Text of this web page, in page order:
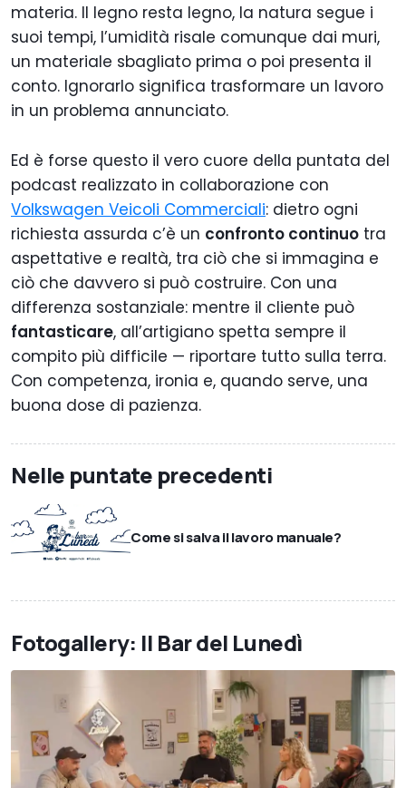
materia. Il legno resta legno, la natura segue i
suoi tempi, l’umidità risale comunque dai muri,
un materiale sbagliato prima o poi presenta il
conto. Ignorarlo significa trasformare un lavoro
in un problema annunciato.
Ed è forse questo il vero cuore della puntata del
podcast realizzato in collaborazione con
Volkswagen Veicoli Commerciali: dietro ogni
richiesta assurda c’è un confronto continuo tra
aspettative e realtà, tra ciò che si immagina e
ciò che davvero si può costruire. Con una
differenza sostanziale: mentre il cliente può
fantasticare, all’artigiano spetta sempre il
compito più difficile — riportare tutto sulla terra.
Con competenza, ironia e, quando serve, una
buona dose di pazienza.
Nelle puntate precedenti
Come si salva il lavoro manuale?
Fotogallery: Il Bar del Lunedì